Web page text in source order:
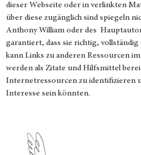
dieser Webseite oder in verlinkten
über diese zugänglich sind spiegeln
Anthony William oder des
garantiert, dass sie richtig,
kann Links zu anderen Ressourcen
werden als Zitate und Hilfsmittel
Internetressourcen zu identifizieren
Interesse sein könnten.